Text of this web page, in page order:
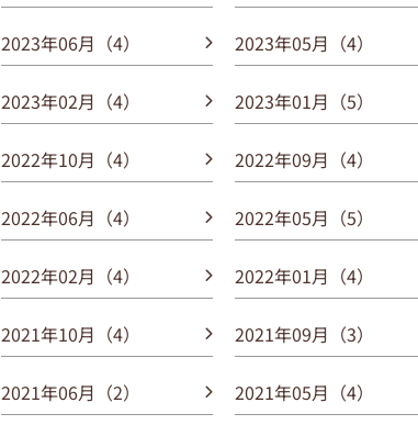
2023年06月（4） 2023年05月（4）
2023年02月（4） 2023年01月（5）
2022年10月（4） 2022年09月（4）
2022年06月（4） 2022年05月（5）
2022年02月（4） 2022年01月（4）
2021年10月（4） 2021年09月（3）
2021年06月（2） 2021年05月（4）